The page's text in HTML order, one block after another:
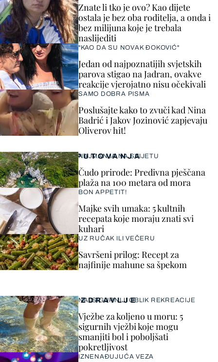
Znate li tko je ovo? Kao dijete
ostala je bez oba roditelja, a onda i
bez milijuna koje je trebala
naslijediti
"KAO DA SU NOVAK ĐOKOVIĆ"
Jedan od najpoznatijih svjetskih
parova stigao na Jadran, ovakve
reakcije vjerojatno nisu očekivali
SAMO DOBRA PISMA
Poslušajte kako to zvuči kad Nina
Badrić i Jakov Jozinović zapjevaju
Oliverov hit!
ZDRAVLJE
NAJSIGURNIJI OBLIK REKREACIJE
Vježbe za koljeno u moru: 5
sigurnih vježbi koje mogu
smanjiti bol i poboljšati
pokretljivost
IZNENAĐUJUĆA VEZA
PUTOVANJA
NAJMANJA NA SVIJETU
Čudo prirode: Predivna pješčana
plaža na 100 metara od mora
BON APPETIT!
Majke svih umaka: 5 kultnih
recepata koje moraju znati svi
kuhari
UZ RUČAK ILI VEČERU
Savršeni prilog: Recept za
najfinije mahune sa špekom